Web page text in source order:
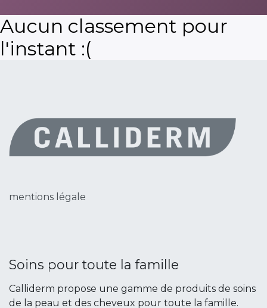
Aucun classement pour
l'instant :(
mentions légale
Soins pour toute la famille
Calliderm propose une gamme de produits de soins
de la peau et des cheveux pour toute la famille.